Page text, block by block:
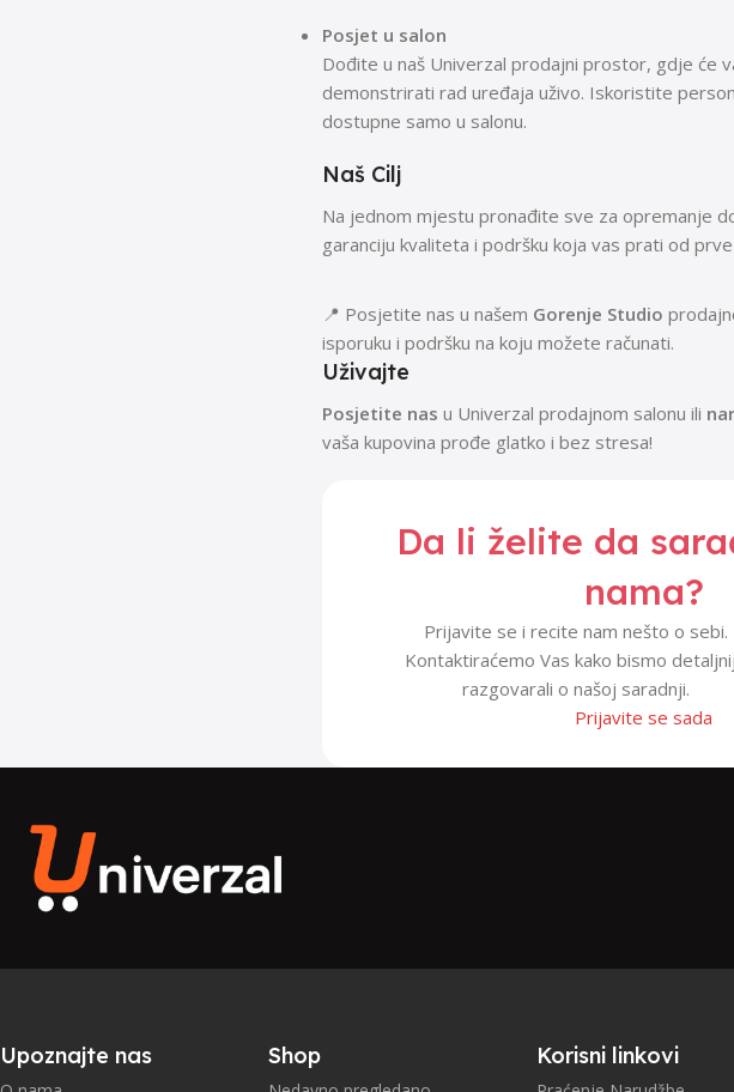
Posjet u salon
Dođite u naš Univerzal prodajni prostor, gdje će
demonstrirati rad uređaja uživo. Iskoristite
dostupne samo u salonu.
Naš Cilj
Na jednom mjestu pronađite sve za opremanje
garanciju kvaliteta i podršku koja vas prati od
📍 Posjetite nas u našem Gorenje Studio
isporuku i podršku na koju možete računati.
Uživajte
Posjetite nas u Univerzal prodajnom salonu ili
vaša kupovina prođe glatko i bez stresa!
Da li želite da
nama?
Prijavite se i recite nam nešto o sebi.
Kontaktiraćemo Vas kako bismo
razgovarali o našoj saradnji.
Prijavite se sada
Upoznajte nas Shop Korisni linkovi